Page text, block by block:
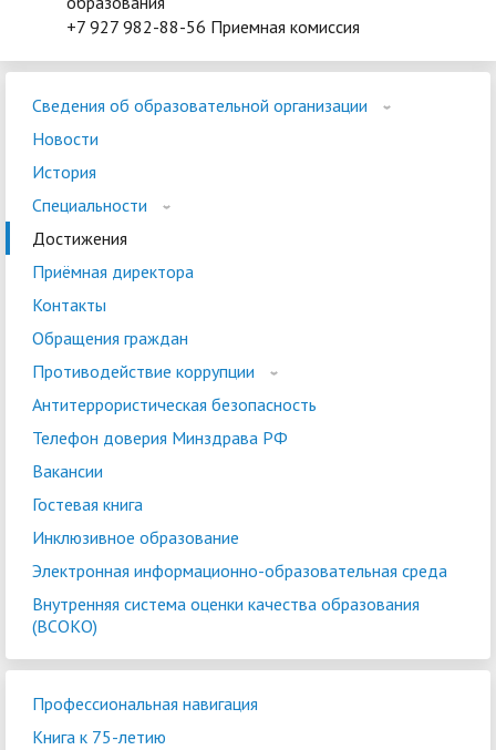
+7 927 982-88-56 Приемная комиссия
Сведения об образовательной организации
Новости
История
Специальности
Достижения
Приёмная директора
Контакты
Обращения граждан
Противодействие коррупции
Антитеррористическая безопасность
Телефон доверия Минздрава РФ
Вакансии
Гостевая книга
Инклюзивное образование
Электронная информационно-образовательная среда
Внутренняя система оценки качества образования
(ВСОКО)
Профессиональная навигация
Книга к 75-летию